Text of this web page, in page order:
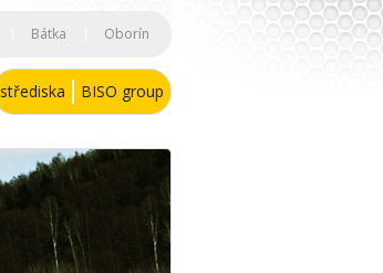
Bátka Oborín
střediska BISO group